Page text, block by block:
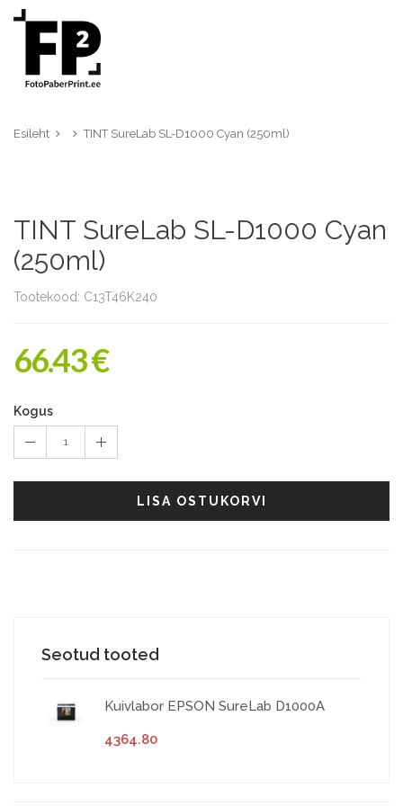
Esileht TINT SureLab SL-D1000 Cyan (250ml)
TINT SureLab SL-D1000 Cyan
(250ml)
Tootekood: C13T46K240
66.43 €
Kogus
1
LISA OSTUKORVI
Seotud tooted
Kuivlabor EPSON SureLab D1000A
4364.80